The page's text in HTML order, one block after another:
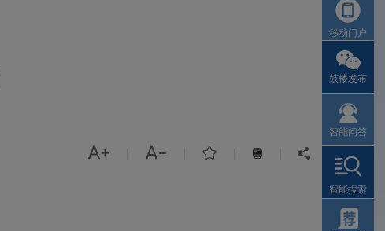
    
移动门户
鼓楼发布
智能问答
智能搜索